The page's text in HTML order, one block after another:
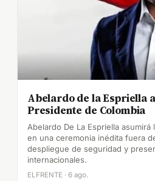
Abelardo de la Espriella
Presidente de Colombia
Abelardo De La Espriella asumirá
en una ceremonia inédita fuera
despliegue de seguridad y
internacionales.
ELFRENTE · 6 ago.